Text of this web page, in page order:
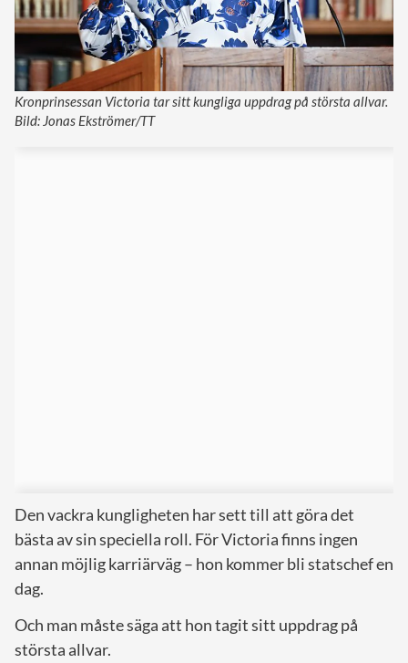
Kronprinsessan Victoria tar sitt kungliga uppdrag på största allvar.
Bild: Jonas Ekströmer/TT
Den vackra kungligheten har sett till att göra det
bästa av sin speciella roll. För Victoria finns ingen
annan möjlig karriärväg – hon kommer bli statschef en
dag.
Och man måste säga att hon tagit sitt uppdrag på
största allvar.